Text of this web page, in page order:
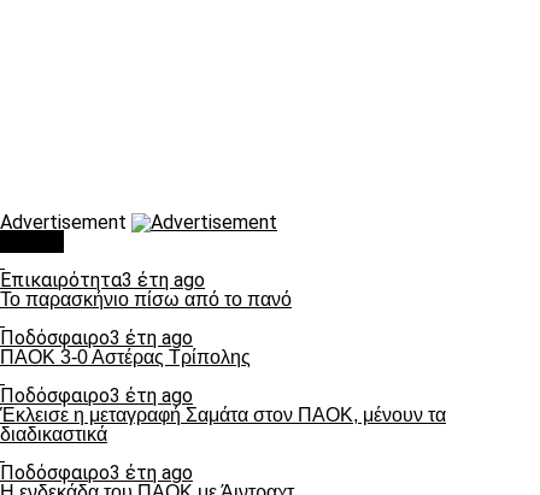
Advertisement
Επικαιρότητα3 έτη ago
Το παρασκήνιο πίσω από το πανό
Ποδόσφαιρο3 έτη ago
ΠΑΟΚ 3-0 Αστέρας Τρίπολης
Ποδόσφαιρο3 έτη ago
Έκλεισε η μεταγραφή Σαμάτα στον ΠΑΟΚ, μένουν τα
διαδικαστικά
Ποδόσφαιρο3 έτη ago